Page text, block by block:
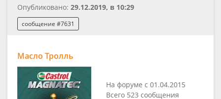
Опубликовано: 29.12.2019, в 10:29
сообщение #7631
Масло Тролль
На форуме с 01.04.2015
Всего 523 сообщения